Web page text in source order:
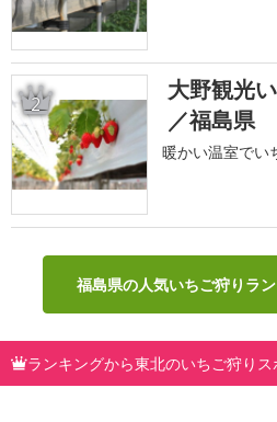
2
大野観光
／福島県
暖かい温室でい
福島県の人気いちご狩りラ
ランキングから東北のいちご狩り